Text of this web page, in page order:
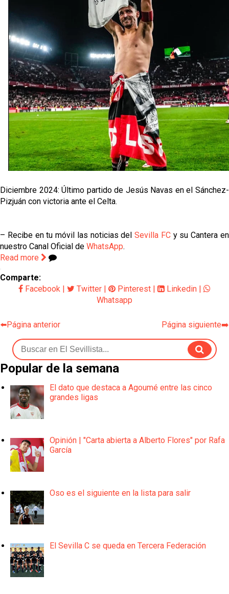
Diciembre 2024: Último partido de Jesús Navas en el Sánchez-
Pizjuán con victoria ante el Celta.
– Recibe en tu móvil las noticias delSevilla FCy su Cantera en
nuestro Canal Oficial de WhatsApp.
Read more
Comparte:
Facebook | Twitter | Pinterest | Linkedin |
Whatsapp
⬅️Página anterior Página siguiente➡️
Popular de la semana
El dato que destaca a Agoumé entre las cinco
grandes ligas
Opinión | "Carta abierta a Alberto Flores" por Rafa
García
Oso es el siguiente en la lista para salir
El Sevilla C se queda en Tercera Federación